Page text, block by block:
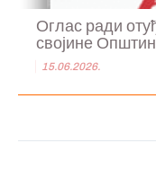
Оглас ради
својине
15.06.2026.